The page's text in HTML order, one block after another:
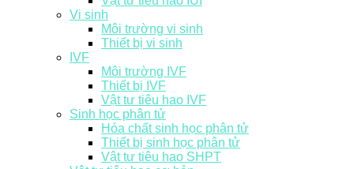
Vi sinh
Môi trường vi sinh
Thiết bị vi sinh
IVF
Môi trường IVF
Thiết bị IVF
Vật tư tiêu hao IVF
Sinh học phân tử
Hóa chất sinh học phân tử
Thiết bị sinh học phân tử
Vật tư tiêu hao SHPT